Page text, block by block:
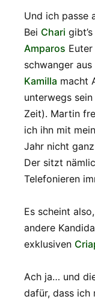
Und ich passe
Bei Chari
Amparos
schwanger
Kamilla macht
unterwegs
Zeit). Martin
ich ihn mit
Jahr nicht
Der sitzt
Telefonieren
Es scheint
andere
exklusiven
Ach ja… und
dafür, dass ich